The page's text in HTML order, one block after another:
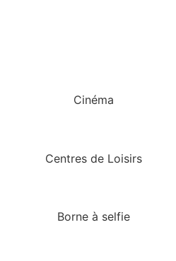
Cinéma
Centres de Loisirs
Borne à selfie